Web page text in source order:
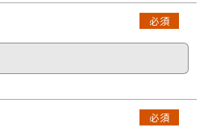
必須
必須